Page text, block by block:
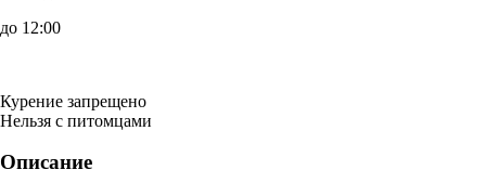
до 12:00
Курение запрещено
Нельзя с питомцами
Описание